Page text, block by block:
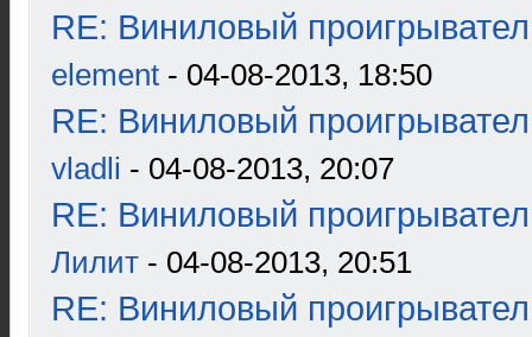
RE: Виниловый
element - 04-08-2013, 18:50
RE: Виниловый
vladli - 04-08-2013, 20:07
RE: Виниловый
Лилит - 04-08-2013, 20:51
RE: Виниловый